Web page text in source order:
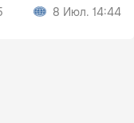
8 Июл. 14:44